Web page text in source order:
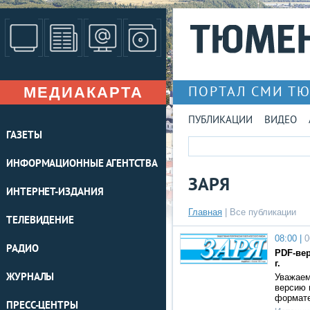
МЕДИАКАРТА
ГАЗЕТЫ
ИНФОРМАЦИОННЫЕ АГЕНТСТВА
ИНТЕРНЕТ-ИЗДАНИЯ
ТЕЛЕВИДЕНИЕ
РАДИО
ЖУРНАЛЫ
ПРЕСС-ЦЕНТРЫ
ПОРТАЛ СМИ
ПУБЛИКАЦИИ ВИДЕО
ЗАРЯ
Главная Все публикации
08:00 |
PDF-
г.
версию